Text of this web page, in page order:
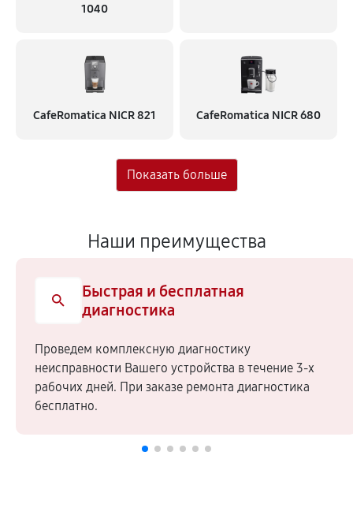
1040
CafeRomatica NICR 821 CafeRomatica NICR 680
Наши преимущества
Быстрая и бесплатная
диагностика
Проведем комплексную диагностику
неисправности Вашего устройства в течение 3-х
рабочих дней. При заказе ремонта диагностика
бесплатно.